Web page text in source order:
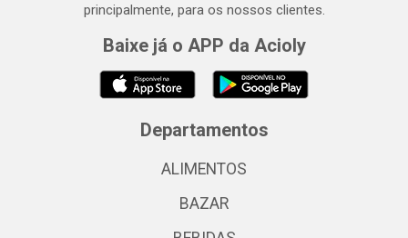
principalmente, para os nossos clientes.
Baixe já o APP da Acioly
Departamentos
ALIMENTOS
BAZAR